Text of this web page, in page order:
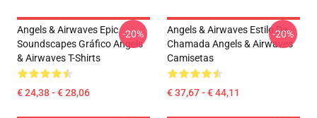
Angels & Airwaves Epic
Soundscapes Gráfico Angels
& Airwaves T-Shirts
€ 24,38 - € 28,06
-20%
Angels & Airwaves Estilo De
Chamada Angels & Airwaves
Camisetas
€ 37,67 - € 44,11
-20%